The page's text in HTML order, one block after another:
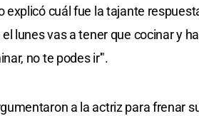
explicó cuál fue la tajante
lunes vas a tener que cocinar y
no te podes ir'".
a la actriz para frenar